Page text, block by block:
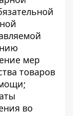
мер
товаров
во